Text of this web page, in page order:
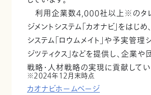
利用企業数4,000社以上※のタ
ジメントシステム「カオナビ」をはじ
システム「ロウムメイト」や予実管理
ジツティクス」などを提供し、企業
戦略・人材戦略の実現に貢献してい
2024年12月末時点
カオナビホームページ